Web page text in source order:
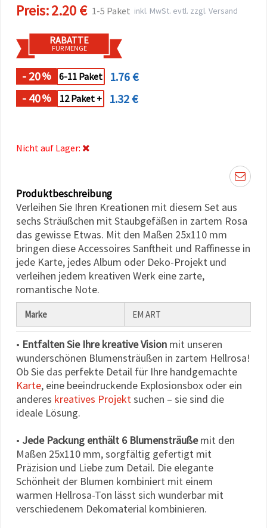
Cookies
akzeptieren,
oder Ihre
Auswahl in
individuell
festlegen.
Ihre
Einwilligung
widerrufen.
Richtlinie
Alle
akzeptieren
Cookie-
Einstellungen
Preis:2.20 € 1-5 Paket inkl. MwSt. evtl. zzgl. Versand
RABATTE
FÜR MENGE
- 20% 6-11 Paket
1.76 €
- 40% 12 Paket + 1.32 €
Nicht auf Lager:
Produktbeschreibung
Verleihen Sie Ihren Kreationen mit diesem Set aus
sechs Sträußchen mit Staubgefäßen in zartem Rosa
das gewisse Etwas. Mit den Maßen 25x110 mm
bringen diese Accessoires Sanftheit und Raffinesse in
jede Karte, jedes Album oder Deko-Projekt und
verleihen jedem kreativen Werk eine zarte,
romantische Note.
Marke EM ART
• Entfalten Sie Ihre kreative Vision mit unseren
wunderschönen Blumensträußen in zartem Hellrosa!
Ob Sie das perfekte Detail für Ihre handgemachte
Karte, eine beeindruckende Explosionsbox oder ein
anderes kreatives Projekt suchen – sie sind die
ideale Lösung.
• Jede Packung enthält 6 Blumensträußemit den
Maßen 25x110 mm, sorgfältig gefertigt mit
Präzision und Liebe zum Detail. Die elegante
Schönheit der Blumen kombiniert mit einem
warmen Hellrosa-Ton lässt sich wunderbar mit
verschiedenem Dekomaterial kombinieren.